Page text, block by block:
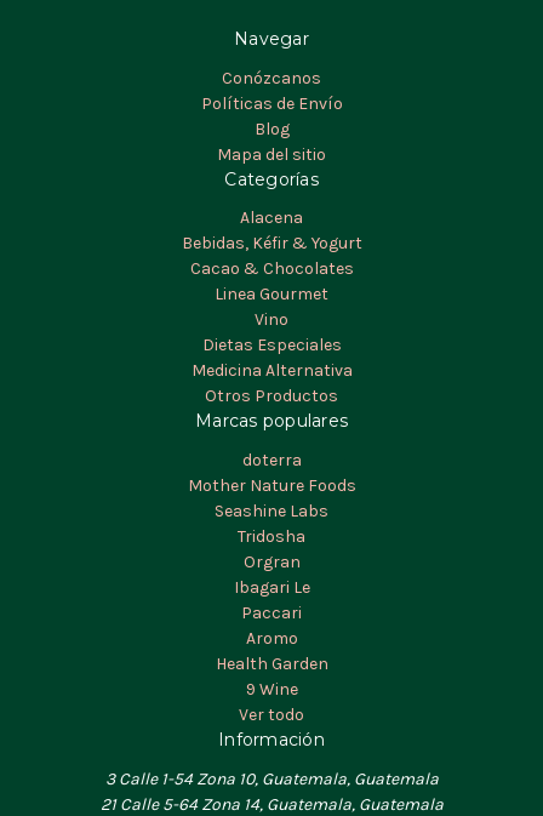
Navegar
Conózcanos
Políticas de Envío
Blog
Mapa del sitio
Categorías
Alacena
Bebidas, Kéfir & Yogurt
Cacao & Chocolates
Linea Gourmet
Vino
Dietas Especiales
Medicina Alternativa
Otros Productos
Marcas populares
doterra
Mother Nature Foods
Seashine Labs
Tridosha
Orgran
Ibagari Le
Paccari
Aromo
Health Garden
9 Wine
Ver todo
Información
3 Calle 1-54 Zona 10, Guatemala, Guatemala
21 Calle 5-64 Zona 14, Guatemala, Guatemala